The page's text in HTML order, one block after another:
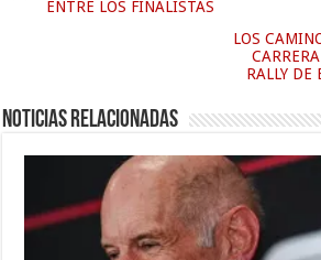
ENTRE LOS FINALISTAS
LOS
RALLY DE
Noticias relacionadas